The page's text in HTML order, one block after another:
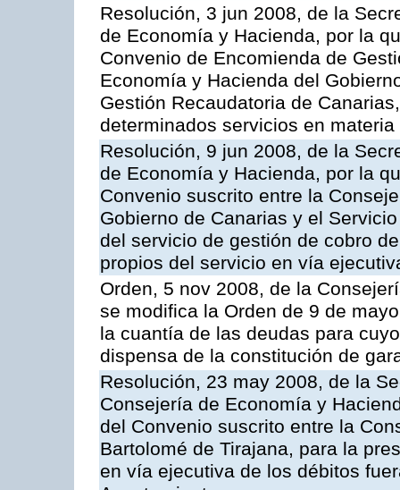
Resolución, 3 jun 2008, de la
de Economía y Hacienda, por la
Convenio de Encomienda de
Economía y Hacienda del
Gestión Recaudatoria de
determinados servicios en materia
Resolución, 9 jun 2008, de la
de Economía y Hacienda, por la
Convenio suscrito entre la
Gobierno de Canarias y el
del servicio de gestión de cobro
propios del servicio en vía
Orden, 5 nov 2008, de la
se modifica la Orden de 9 de
la cuantía de las deudas para
dispensa de la constitución de
Resolución, 23 may 2008, de la
Consejería de Economía y
del Convenio suscrito entre la
Bartolomé de Tirajana, para la
en vía ejecutiva de los débitos